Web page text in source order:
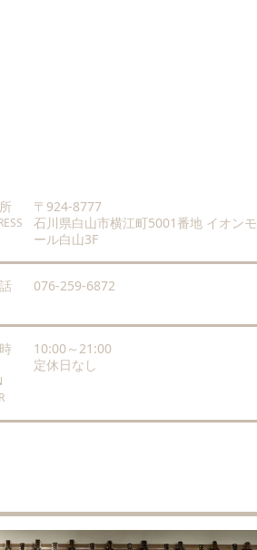
〒924-8777
石川県白山市横江町5001番地 イオンモ
ール白山3F
076-259-6872
10:00～21:00
定休日なし